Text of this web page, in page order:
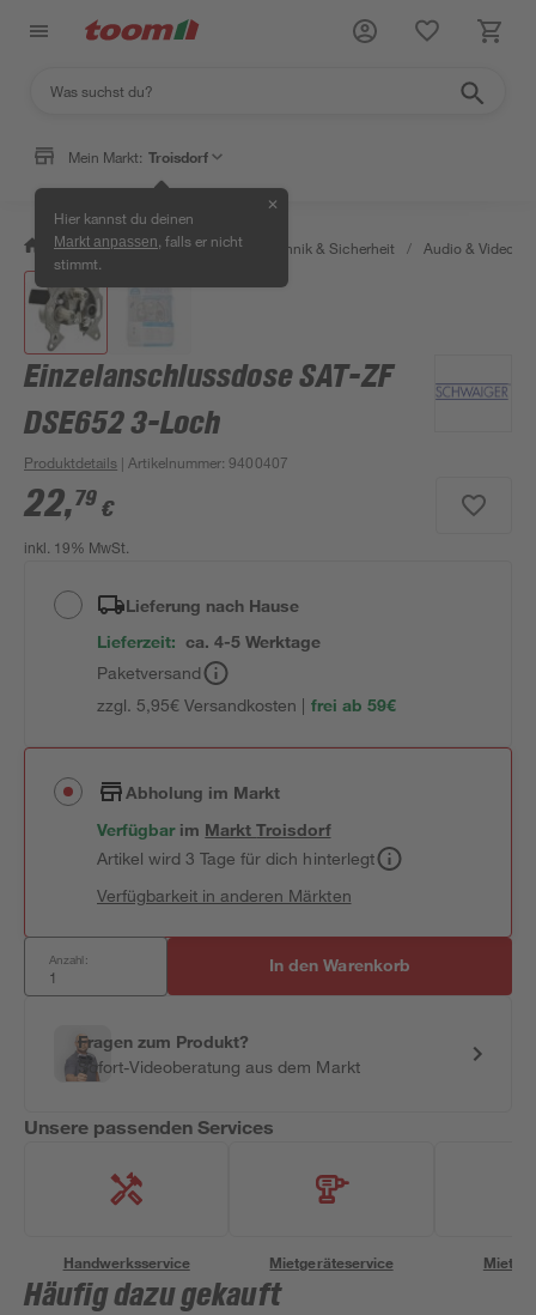
Mein Markt: Troisdorf
Hier kannst du deinen
Markt anpassen , falls er nicht
stimmt.
✕
/ Bauen & Renovieren / Haustechnik & Sicherheit / Audio & Video
Einzelanschlussdose SAT-ZF
DSE652 3-Loch
Produktdetails | Artikelnummer:9400407
22,79 €
inkl. 19% MwSt.
Lieferung nach Hause
Lieferzeit: ca. 4-5 Werktage
Paketversand
zzgl. 5,95€ Versandkosten | frei ab 59€
Abholung im Markt
Verfügbar im MarktTroisdorf
Artikel wird 3 Tage für dich hinterlegt
Verfügbarkeit in anderen Märkten
Anzahl: In den Warenkorb
Fragen zum Produkt?
Sofort-Videoberatung aus dem Markt
Unsere passenden Services
Handwerksservice Mietgeräteservice
Häufig dazu gekauft